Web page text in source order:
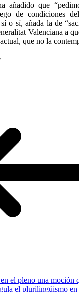
añadido que
de condiciones
o sí, añada la de
Valenciana a
que no la
el pleno una moción
el plurilingüismo en